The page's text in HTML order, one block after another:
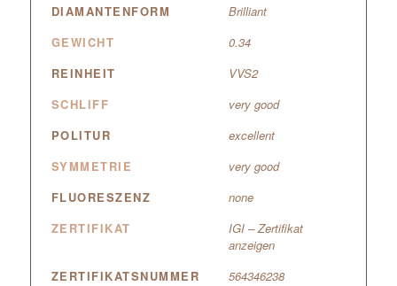
DIAMANTENFORM
Brilliant
GEWICHT
0.34
REINHEIT
VVS2
SCHLIFF
very good
POLITUR
excellent
SYMMETRIE
very good
FLUORESZENZ
none
ZERTIFIKAT
IGI – Zertifikat
anzeigen
ZERTIFIKATSNUMMER
564346238